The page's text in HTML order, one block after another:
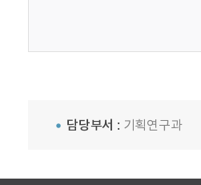
담당부서 : 기획연구과